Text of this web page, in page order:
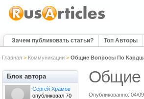
Зачем публиковать статьи? Топ Авторы
Главная > Коммуникации> Общие Вопросы По
Общие
Опубликованно: 04/
Блок автора
Сергей Храмов
опубликовал 70